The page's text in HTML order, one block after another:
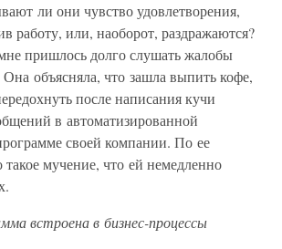
ли они чувство удовлетворения,
работу, или, наоборот, раздражаются?
пришлось долго слушать жалобы
объясняла, что зашла выпить кофе,
после написания кучи
в автоматизированной
своей компании. По ее
мучение, что ей немедленно
встроена в бизнес-процессы